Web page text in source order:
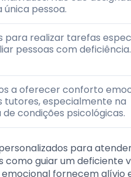
única pessoa.
para realizar tarefas
pessoas com deficiência.
a oferecer conforto
tutores, especialmente na
condições psicológicas.
para
guiar um deficiente
fornecem